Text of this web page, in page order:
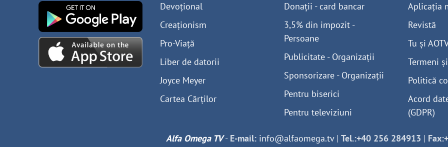
Devoțional
Creaționism
Pro-Viață
Liber de datorii
Joyce Meyer
Cartea Cărților
Donații - card bancar
3,5% din impozit -
Persoane
Publicitate - Organizații
Sponsorizare - Organizații
Pentru biserici
Pentru televiziuni
Aplicația
Revistă
Tu și
Termeni
Politică
Acord
(GDPR)
Alfa Omega TV- E-mail: info@alfaomega.tv| Tel.:+40 256 284913 |